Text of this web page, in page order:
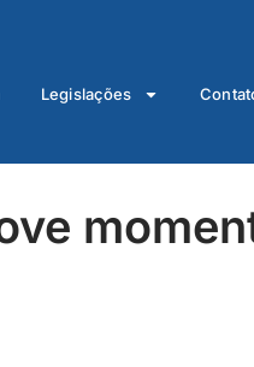
Legislações